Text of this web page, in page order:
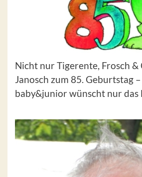
Nicht nur Tigerente, Frosch
Janosch zum 85. Geburtstag
baby&junior wünscht nur das